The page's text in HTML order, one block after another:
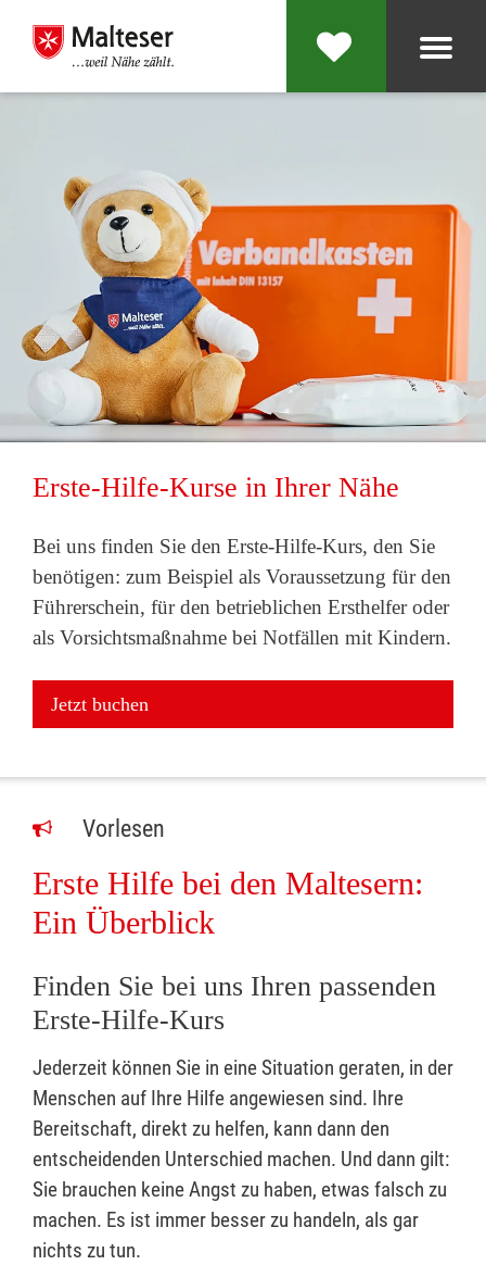
Erste-Hilfe-Kurse in Ihrer Nähe
Bei uns finden Sie den Erste-Hilfe-Kurs, den Sie
benötigen: zum Beispiel als Voraussetzung für den
Führerschein, für den betrieblichen Ersthelfer oder
als Vorsichtsmaßnahme bei Notfällen mit Kindern.
Jetzt buchen
Vorlesen
Erste Hilfe bei den Maltesern:
Ein Überblick
Finden Sie bei uns Ihren passenden
Erste-Hilfe-Kurs
Jederzeit können Sie in eine Situation geraten, in der
Menschen auf Ihre Hilfe angewiesen sind. Ihre
Bereitschaft, direkt zu helfen, kann dann den
entscheidenden Unterschied machen. Und dann gilt:
Sie brauchen keine Angst zu haben, etwas falsch zu
machen. Es ist immer besser zu handeln, als gar
nichts zu tun.